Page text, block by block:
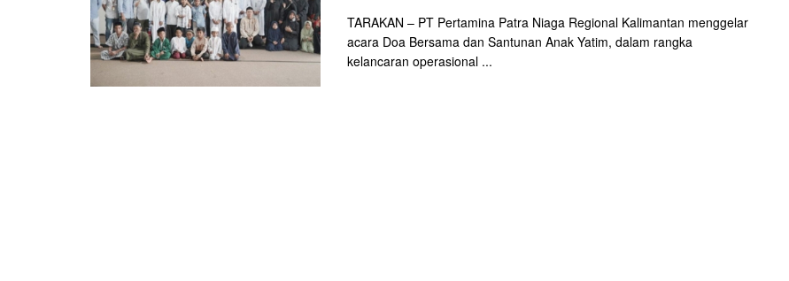
TARAKAN – PT Pertamina Patra Niaga Regional Kalimantan menggelar
acara Doa Bersama dan Santunan Anak Yatim, dalam rangka
kelancaran operasional ...